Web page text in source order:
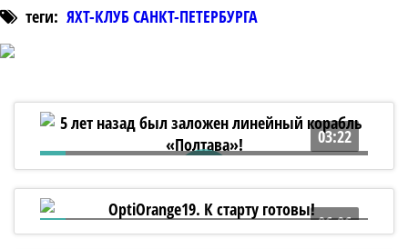
теги: ЯХТ-КЛУБ САНКТ-ПЕТЕРБУРГА
03:22
5 лет назад был заложен линейный
корабль «Полтава»!
06:06
OptiOrange19. К старту готовы!